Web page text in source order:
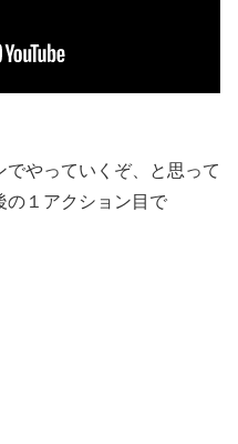
やっていくぞ、と思って
の１アクション目で